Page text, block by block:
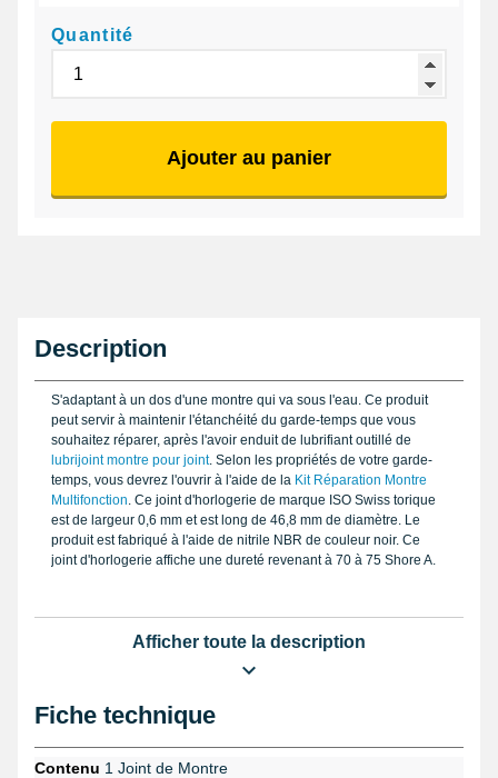
Quantité
Ajouter au panier
Description
S'adaptant à un dos d'une montre qui va sous l'eau. Ce produit
peut servir à maintenir l'étanchéité du garde-temps que vous
souhaitez réparer, après l'avoir enduit de lubrifiant outillé de
lubrijoint montre pour joint. Selon les propriétés de votre garde-
temps, vous devrez l'ouvrir à l'aide de la Kit Réparation Montre
Multifonction. Ce joint d'horlogerie de marque ISO Swiss torique
est de largeur 0,6 mm et est long de 46,8 mm de diamètre. Le
produit est fabriqué à l'aide de nitrile NBR de couleur noir. Ce
joint d'horlogerie affiche une dureté revenant à 70 à 75 Shore A.
Afficher toute la description
Fiche technique
Contenu 1 Joint de Montre